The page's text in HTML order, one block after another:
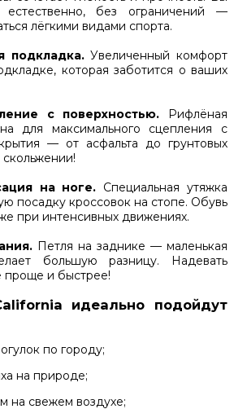
естественно, без ограничений —
лёгкими видами спорта.
подкладка.Увеличенный комфорт
которая заботится о ваших
с поверхностью. Рифлёная
для максимального сцепления с
— от асфальта до грунтовых
на ноге. Специальная утяжка
посадку кроссовок на стопе. Обувь
при интенсивных движениях.
Петля на заднике — маленькая
большую разницу. Надевать
проще и быстрее!
идеально подойдут
по городу;
на природе;
на свежем воздухе;